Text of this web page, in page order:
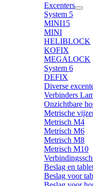
Excenters
System 5
MINI15
MINI
HELIBLOCK
KOFIX
MEGALOCK
System 6
DEFIX
Diverse
Verbinders
Onzichtbare
Metrische
Metrisch M4
Metrisch M6
Metrisch M8
Metrisch M10
Beslag en
Beslag voor